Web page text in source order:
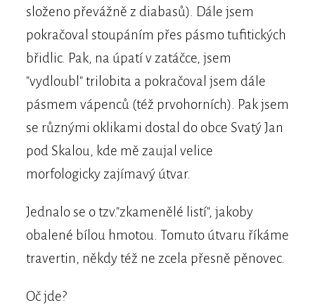
složeno převážně z diabasů). Dále jsem
pokračoval stoupáním přes pásmo tufitických
břidlic. Pak, na úpatí v zatáčce, jsem
"vydloubl" trilobita a pokračoval jsem dále
pásmem vápenců (též prvohorních). Pak jsem
se různými oklikami dostal do obce Svatý Jan
pod Skalou, kde mě zaujal velice
morfologicky zajímavý útvar.
Jednalo se o tzv."zkamenělé listí", jakoby
obalené bílou hmotou. Tomuto útvaru říkáme
travertin, někdy též ne zcela přesně pěnovec.
Oč jde?